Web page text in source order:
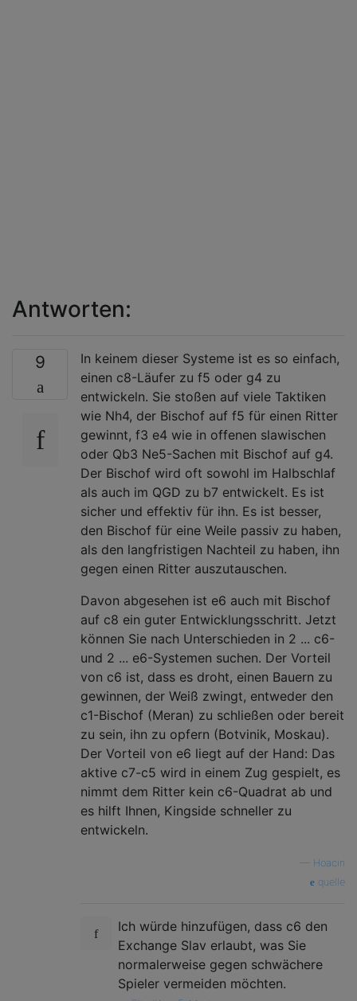
Antworten:
9
In keinem dieser Systeme ist es so einfach,
einen c8-Läufer zu f5 oder g4 zu
entwickeln. Sie stoßen auf viele Taktiken
wie Nh4, der Bischof auf f5 für einen Ritter
gewinnt, f3 e4 wie in offenen slawischen
oder Qb3 Ne5-Sachen mit Bischof auf g4.
Der Bischof wird oft sowohl im Halbschlaf
als auch im QGD zu b7 entwickelt. Es ist
sicher und effektiv für ihn. Es ist besser,
den Bischof für eine Weile passiv zu haben,
als den langfristigen Nachteil zu haben, ihn
gegen einen Ritter auszutauschen.
Davon abgesehen ist e6 auch mit Bischof
auf c8 ein guter Entwicklungsschritt. Jetzt
können Sie nach Unterschieden in 2 ... c6-
und 2 ... e6-Systemen suchen. Der Vorteil
von c6 ist, dass es droht, einen Bauern zu
gewinnen, der Weiß zwingt, entweder den
c1-Bischof (Meran) zu schließen oder bereit
zu sein, ihn zu opfern (Botvinik, Moskau).
Der Vorteil von e6 liegt auf der Hand: Das
aktive c7-c5 wird in einem Zug gespielt, es
nimmt dem Ritter kein c6-Quadrat ab und
es hilft Ihnen, Kingside schneller zu
entwickeln.
Hoacin
quelle
Ich würde hinzufügen, dass c6 den
Exchange Slav erlaubt, was Sie
normalerweise gegen schwächere
Spieler vermeiden möchten.